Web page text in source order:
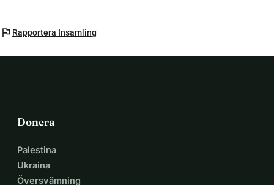
flag Rapportera Insamling
Donera
Palestina
Ukraina
Översvämning